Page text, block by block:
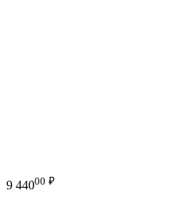
9 44000 ₽